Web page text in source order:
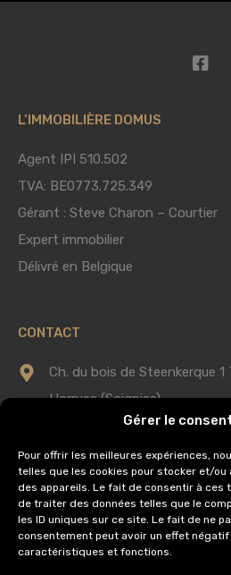
Gérer le
Pour offrir les meilleures expériences,
telles que les cookies pour stocker et/
des appareils. Le fait de consentir à ces
de traiter des données telles que le
les ID uniques sur ce site. Le fait de ne
consentement peut avoir un effet
caractéristiques et fonctions.
L’IMMOBILIÈRE DOMUS
Agent IPI 510.502
TVA: BE0773.725.349
Gérant : Steve Charon – Courtier
Expert immobilier
Délivré en Belgique
CONTACT
Ch. du bois de Steenkerque 1
Horrues (Soignies)
info@immobilieredomus.be
AUTORITÉ DE SURVEILLANCE